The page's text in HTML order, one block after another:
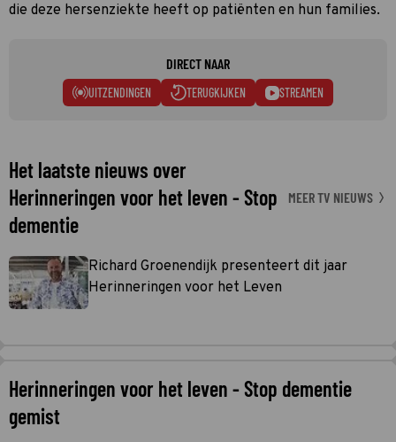
die deze hersenziekte heeft op patiënten en hun families.
DIRECT NAAR
UITZENDINGEN TERUGKIJKEN STREAMEN
Het laatste nieuws over
Herinneringen voor het leven - Stop
dementie
MEER TV NIEUWS
Richard Groenendijk presenteert dit jaar
Herinneringen voor het Leven
Herinneringen voor het leven - Stop dementie
gemist